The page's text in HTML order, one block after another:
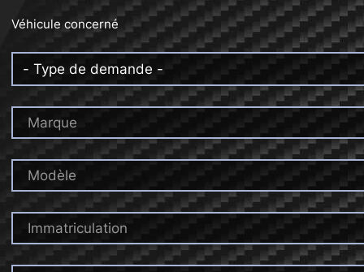
Véhicule concerné
Marque
Modèle
Immatriculation